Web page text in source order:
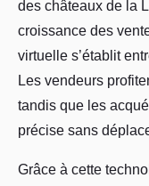
des châteaux de la
croissance des
virtuelle s’établit
Les vendeurs
tandis que les
précise sans
Grâce à cette